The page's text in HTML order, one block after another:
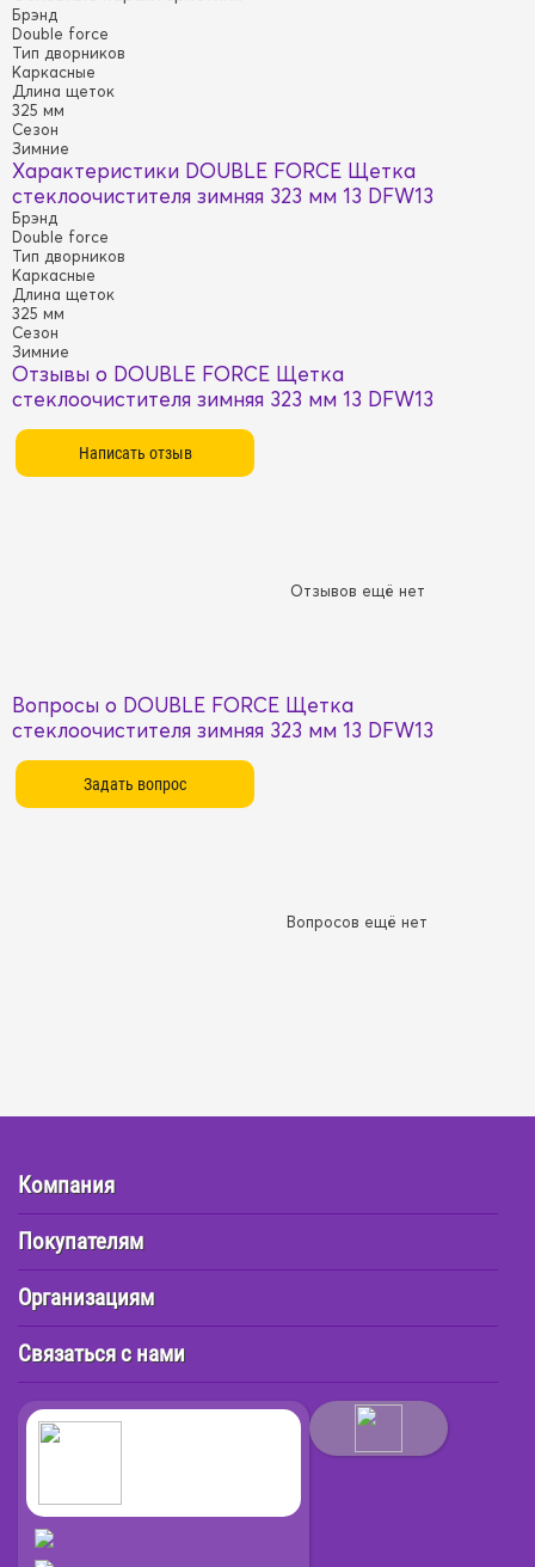
Брэнд
Double force
Тип дворников
Каркасные
Длина щеток
325 мм
Сезон
Зимние
Характеристики DOUBLE FORCE Щетка
стеклоочистителя зимняя 323 мм 13 DFW13
Брэнд
Double force
Тип дворников
Каркасные
Длина щеток
325 мм
Сезон
Зимние
Отзывы о DOUBLE FORCE Щетка
стеклоочистителя зимняя 323 мм 13 DFW13
Отзывов ещё нет
Вопросы о DOUBLE FORCE Щетка
стеклоочистителя зимняя 323 мм 13 DFW13
Вопросов ещё нет
Компания
Покупателям
Организациям
Связаться с нами